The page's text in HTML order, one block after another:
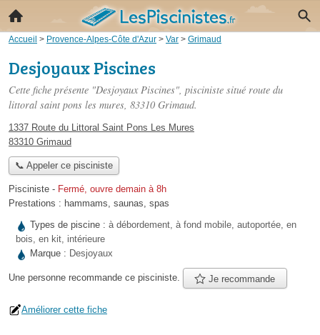
Accueil > Provence-Alpes-Côte d'Azur > Var > Grimaud
Desjoyaux Piscines
Cette fiche présente "Desjoyaux Piscines", pisciniste situé route du
littoral saint pons les mures, 83310 Grimaud.
1337 Route du Littoral Saint Pons Les Mures
83310 Grimaud
📞 Appeler ce pisciniste
Pisciniste - Fermé, ouvre demain à 8h
Prestations : hammams, saunas, spas
Types de piscine : à débordement, à fond mobile, autoportée, en
bois, en kit, intérieure
Marque : Desjoyaux
Une personne recommande ce pisciniste. Je recommande
Améliorer cette fiche